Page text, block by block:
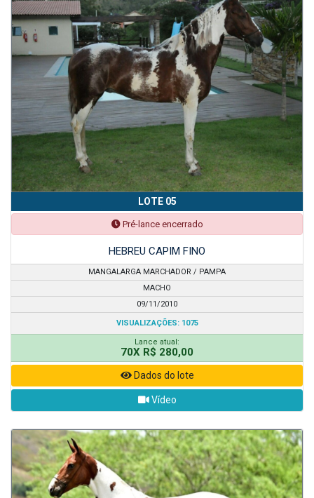
LOTE 05
Pré-lance encerrado
HEBREU CAPIM FINO
MANGALARGA MARCHADOR / PAMPA
MACHO
09/11/2010
VISUALIZAÇÕES: 1075
Lance atual:
70X R$ 280,00
Dados do lote
Vídeo